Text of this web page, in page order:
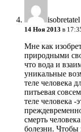
isobretatel
14 Ноя 2013 в
Мне как
природными
что вода и
уникальные
теле человека
питьевая
теле человека -
смерть
болезни. Чтобы